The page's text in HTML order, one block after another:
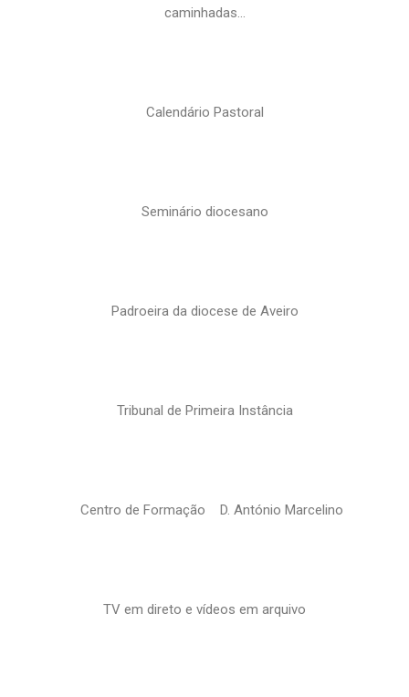
caminhadas…
Calendário Pastoral
Seminário diocesano
Padroeira da diocese de Aveiro
Tribunal de Primeira Instância
Centro de Formação D. António Marcelino
TV em direto e vídeos em arquivo